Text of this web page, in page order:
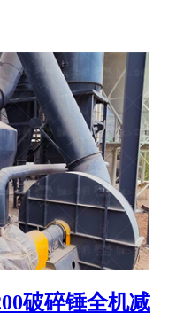
破碎锤全机减